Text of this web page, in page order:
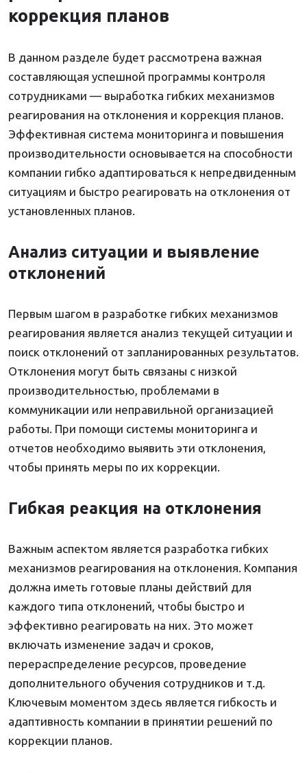
коррекция планов
В данном разделе будет рассмотрена важная
составляющая успешной программы контроля
сотрудниками — выработка гибких механизмов
реагирования на отклонения и коррекция планов.
Эффективная система мониторинга и повышения
производительности основывается на способности
компании гибко адаптироваться к непредвиденным
ситуациям и быстро реагировать на отклонения от
установленных планов.
Анализ ситуации и выявление
отклонений
Первым шагом в разработке гибких механизмов
реагирования является анализ текущей ситуации и
поиск отклонений от запланированных результатов.
Отклонения могут быть связаны с низкой
производительностью, проблемами в
коммуникации или неправильной организацией
работы. При помощи системы мониторинга и
отчетов необходимо выявить эти отклонения,
чтобы принять меры по их коррекции.
Гибкая реакция на отклонения
Важным аспектом является разработка гибких
механизмов реагирования на отклонения. Компания
должна иметь готовые планы действий для
каждого типа отклонений, чтобы быстро и
эффективно реагировать на них. Это может
включать изменение задач и сроков,
перераспределение ресурсов, проведение
дополнительного обучения сотрудников и т.д.
Ключевым моментом здесь является гибкость и
адаптивность компании в принятии решений по
коррекции планов.